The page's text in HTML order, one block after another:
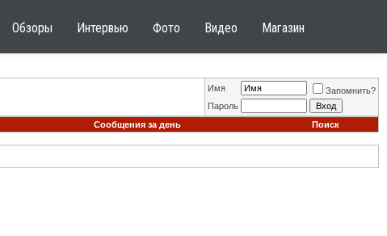
Обзоры Интервью Фото Видео Магазин
Имя
Запомнить?
Пароль
Сообщения за день Поиск